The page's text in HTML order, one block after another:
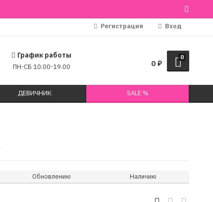
Регистрация Вход
График работы
ПН-СБ 10.00-19.00
0
0 ₽
ДЕВИЧНИК SALE %
Обновлению Наличию